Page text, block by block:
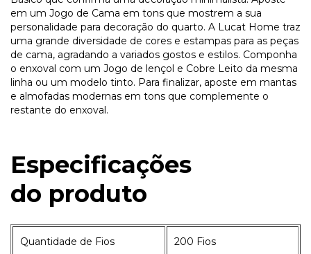
em um Jogo de Cama em tons que mostrem a sua
personalidade para decoração do quarto. A Lucat Home traz
uma grande diversidade de cores e estampas para as peças
de cama, agradando a variados gostos e estilos. Componha
o enxoval com um Jogo de lençol e Cobre Leito da mesma
linha ou um modelo tinto. Para finalizar, aposte em mantas
e almofadas modernas em tons que complemente o
restante do enxoval.
Especificações
do produto
Quantidade de Fios 200 Fios